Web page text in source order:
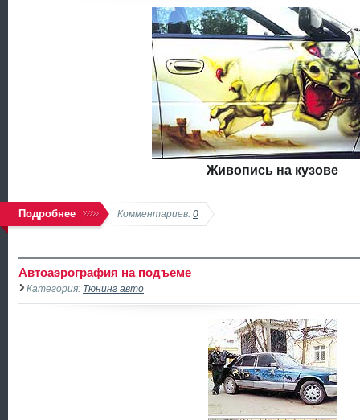
Живопись на кузове
Подробнее Комментариев: 0
Автоаэрография на подъеме
Категория: Тюнинг авто